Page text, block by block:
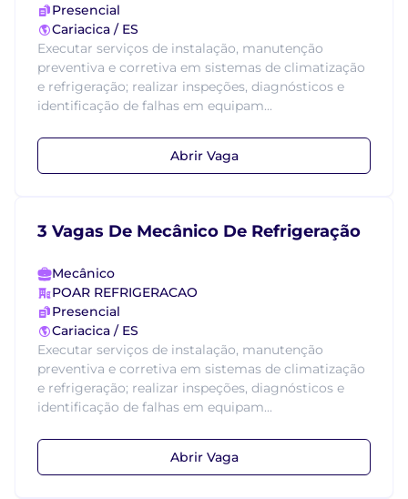
Presencial
Cariacica / ES
Executar serviços de instalação, manutenção
preventiva e corretiva em sistemas de climatização
e refrigeração; realizar inspeções, diagnósticos e
identificação de falhas em equipam...
Abrir Vaga
3 Vagas De Mecânico De Refrigeração
Mecânico
POAR REFRIGERACAO
Presencial
Cariacica / ES
Executar serviços de instalação, manutenção
preventiva e corretiva em sistemas de climatização
e refrigeração; realizar inspeções, diagnósticos e
identificação de falhas em equipam...
Abrir Vaga